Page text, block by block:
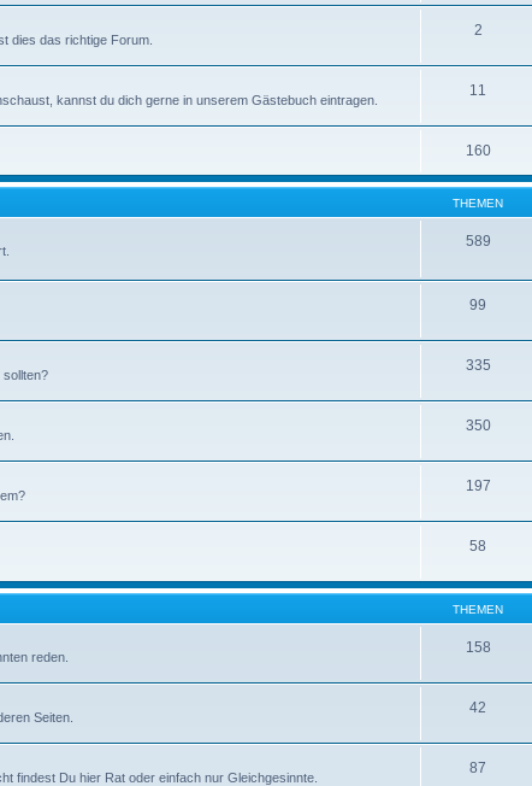
dies das richtige Forum.
2
kannst du dich gerne in unserem Gästebuch eintragen.
11
160
THEMEN
589
99
335
350
197
58
THEMEN
reden.
158
Seiten.
42
findest Du hier Rat oder einfach nur Gleichgesinnte.
87